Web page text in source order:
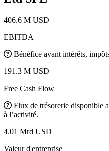
406.6 M USD
EBITDA
Bénéfice avant intérêts,
191.3 M USD
Free Cash Flow
Flux de trésorerie disponible
à l’activité.
4.01 Mrd USD
Valeur d'entreprise